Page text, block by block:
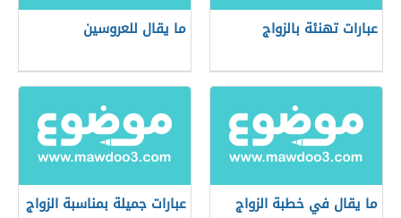
عبارات تهنئة بالزواج ما يقال للعروسين
ما يقال في خطبة الزواج عبارات جميلة بمناسبة الزواج